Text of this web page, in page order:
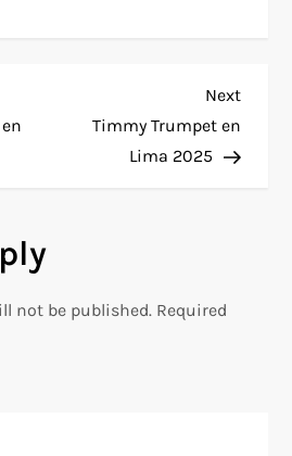
Next
Post
Next
Timmy Trumpet en
Lima 2025
not be published. Required